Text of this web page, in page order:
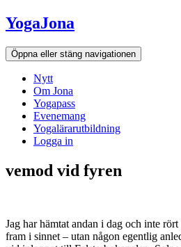
Hoppa
till
innehållet
YogaJona
Öppna eller stäng navigationen
Nytt
Om Jona
Yogapass
Evenemang
Yogalärarutbildning
Logga in
vemod vid fyren
Jag har hämtat andan i dag och inte
fram i sinnet – utan någon egentlig